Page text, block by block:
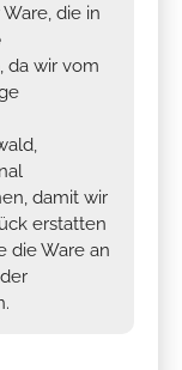
die in
, da wir vom
damit wir
erstatten
die Ware an